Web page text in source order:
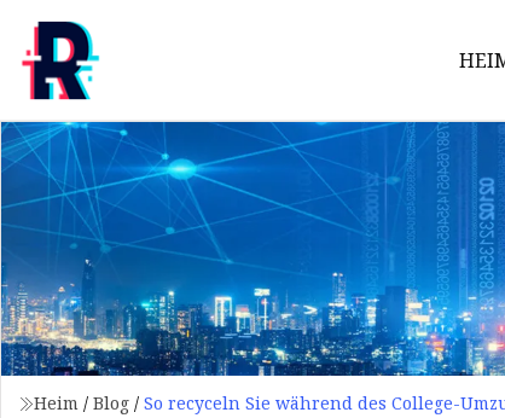
Heim / Blog / So recyceln Sie während des College-